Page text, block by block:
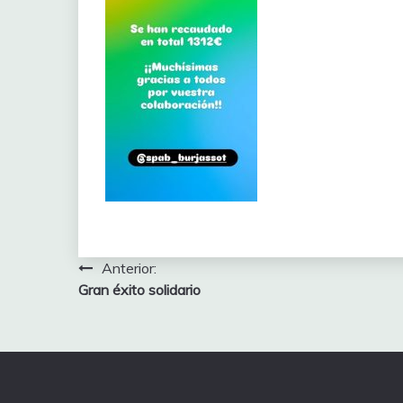
Navegación
de
Anterior:
Gran éxito solidario